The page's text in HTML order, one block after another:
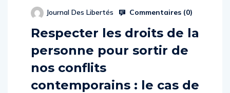
Journal Des Libertés Commentaires (0)
Respecter les droits de la
personne pour sortir de
nos conflits
contemporains : le cas de